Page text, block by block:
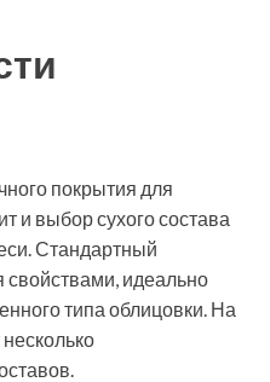
покрытия для
и выбор сухого состава
Стандартный
свойствами, идеально
типа облицовки. На